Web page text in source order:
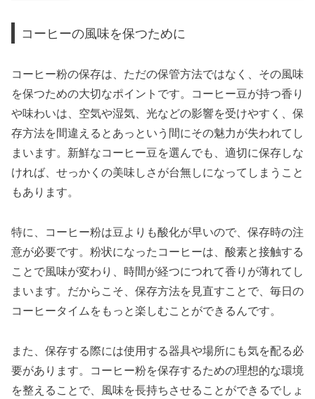
コーヒーの風味を保つために
コーヒー粉の保存は、ただの保管方法ではなく、その風味
を保つための大切なポイントです。コーヒー豆が持つ香り
や味わいは、空気や湿気、光などの影響を受けやすく、保
存方法を間違えるとあっという間にその魅力が失われてし
まいます。新鮮なコーヒー豆を選んでも、適切に保存しな
ければ、せっかくの美味しさが台無しになってしまうこと
もあります。
特に、コーヒー粉は豆よりも酸化が早いので、保存時の注
意が必要です。粉状になったコーヒーは、酸素と接触する
ことで風味が変わり、時間が経つにつれて香りが薄れてし
まいます。だからこそ、保存方法を見直すことで、毎日の
コーヒータイムをもっと楽しむことができるんです。
また、保存する際には使用する器具や場所にも気を配る必
要があります。コーヒー粉を保存するための理想的な環境
を整えることで、風味を長持ちさせることができるでしょ